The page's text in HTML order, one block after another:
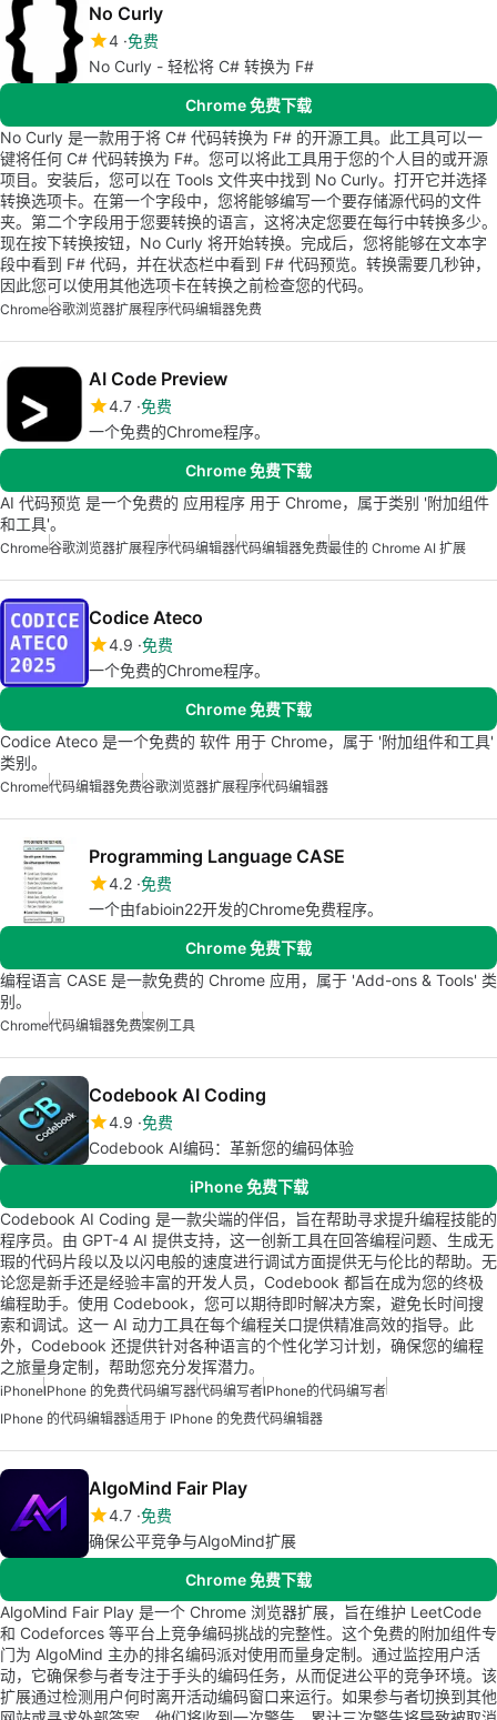
No Curly
4 免费
No Curly - 轻松将 C# 转换为 F#
Chrome 免费下载
No Curly 是一款用于将 C# 代码转换为 F# 的开源工具。此工具可以一
键将任何 C# 代码转换为 F#。您可以将此工具用于您的个人目的或开源
项目。安装后，您可以在 Tools 文件夹中找到 No Curly。打开它并选择
转换选项卡。在第一个字段中，您将能够编写一个要存储源代码的文件
夹。第二个字段用于您要转换的语言，这将决定您要在每行中转换多少。
现在按下转换按钮，No Curly 将开始转换。完成后，您将能够在文本字
段中看到 F# 代码，并在状态栏中看到 F# 代码预览。转换需要几秒钟，
因此您可以使用其他选项卡在转换之前检查您的代码。
Chrome谷歌浏览器扩展程序代码编辑器免费
AI Code Preview
4.7 免费
一个免费的Chrome程序。
Chrome 免费下载
AI 代码预览 是一个免费的 应用程序 用于 Chrome，属于类别 '附加组件
和工具'。
Chrome谷歌浏览器扩展程序代码编辑器代码编辑器免费最佳的 Chrome AI 扩展
Codice Ateco
4.9 免费
一个免费的Chrome程序。
Chrome 免费下载
Codice Ateco 是一个免费的 软件 用于 Chrome，属于 '附加组件和工具'
类别。
Chrome代码编辑器免费谷歌浏览器扩展程序代码编辑器
Programming Language CASE
4.2 免费
一个由fabioin22开发的Chrome免费程序。
Chrome 免费下载
编程语言 CASE 是一款免费的 Chrome 应用，属于 'Add-ons & Tools' 类
别。
Chrome代码编辑器免费案例工具
Codebook AI Coding
4.9 免费
Codebook AI编码：革新您的编码体验
iPhone 免费下载
Codebook AI Coding 是一款尖端的伴侣，旨在帮助寻求提升编程技能的
程序员。由 GPT-4 AI 提供支持，这一创新工具在回答编程问题、生成无
瑕的代码片段以及以闪电般的速度进行调试方面提供无与伦比的帮助。无
论您是新手还是经验丰富的开发人员，Codebook 都旨在成为您的终极
编程助手。使用 Codebook，您可以期待即时解决方案，避免长时间搜
索和调试。这一 AI 动力工具在每个编程关口提供精准高效的指导。此
外，Codebook 还提供针对各种语言的个性化学习计划，确保您的编程
之旅量身定制，帮助您充分发挥潜力。
iPhoneIPhone 的免费代码编写器代码编写者IPhone的代码编写者
IPhone 的代码编辑器适用于 IPhone 的免费代码编辑器
AlgoMind Fair Play
4.7 免费
确保公平竞争与AlgoMind扩展
Chrome 免费下载
AlgoMind Fair Play 是一个 Chrome 浏览器扩展，旨在维护 LeetCode
和 Codeforces 等平台上竞争编码挑战的完整性。这个免费的附加组件专
门为 AlgoMind 主办的排名编码派对使用而量身定制。通过监控用户活
动，它确保参与者专注于手头的编码任务，从而促进公平的竞争环境。该
扩展通过检测用户何时离开活动编码窗口来运行。如果参与者切换到其他